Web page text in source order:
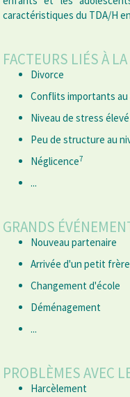
caractéristiques du TDA/H
FACTEURS LIÉS À
Divorce
Conflits importants au
Niveau de stress
Peu de structure au
Néglicence7
...
GRANDS
Nouveau partenaire
Arrivée d'un petit
Changement d'école
Déménagement
...
PROBLÈMES AVEC
Harcèlement